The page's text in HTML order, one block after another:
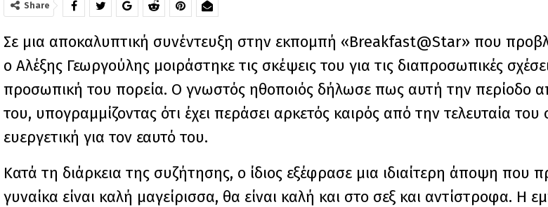
Share
Σε μια αποκαλυπτική συνέντευξη στην εκπομπή «Breakfast@Star» που
ο Αλέξης Γεωργούλης μοιράστηκε τις σκέψεις του για τις διαπροσωπικές
προσωπική του πορεία. Ο γνωστός ηθοποιός δήλωσε πως αυτή την περίοδο
του, υπογραμμίζοντας ότι έχει περάσει αρκετός καιρός από την τελευταία
ευεργετική για τον εαυτό του.
Κατά τη διάρκεια της συζήτησης, ο ίδιος εξέφρασε μια ιδιαίτερη άποψη που
γυναίκα είναι καλή μαγείρισσα, θα είναι καλή και στο σεξ και αντίστροφα. Η